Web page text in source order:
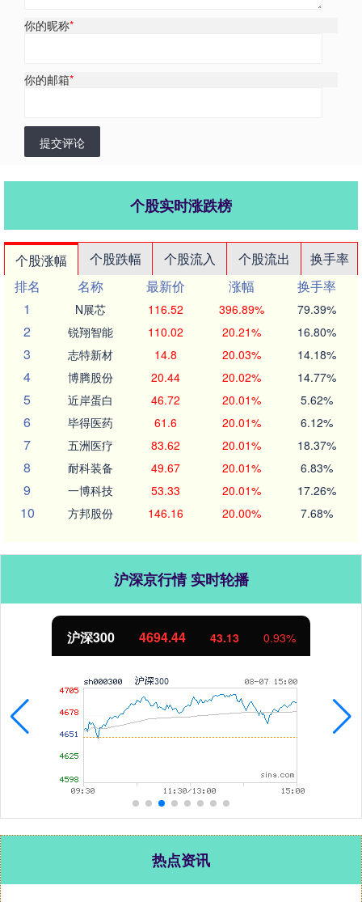
你的昵称*
你的邮箱*
提交评论
个股实时涨跌榜
个股涨幅 个股跌幅 个股流入 个股流出
换手率
排名
名称 最新价 涨幅
换手率
1
N展芯 116.52 396.89% 79.39%
2 锐翔智能 110.02 20.21% 16.80%
3 志特新材 14.8 20.03% 14.18%
4 博腾股份 20.44 20.02% 14.77%
5 近岸蛋白 46.72 20.01% 5.62%
6 毕得医药 61.6 20.01% 6.12%
7 五洲医疗 83.62 20.01% 18.37%
8 耐科装备 49.67 20.01% 6.83%
9 一博科技 53.33 20.01% 17.26%
10 方邦股份 146.16 20.00% 7.68%
沪深京行情 实时轮播
北证50 1134.24 11.37 1.01%
热点资讯